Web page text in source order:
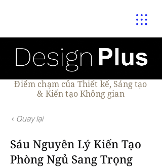
Điểm chạm của Thiết kế, Sáng tạo
& Kiến tạo Không gian
< Quay lại
Sáu Nguyên Lý Kiến Tạo
Phòng Ngủ Sang Trọng